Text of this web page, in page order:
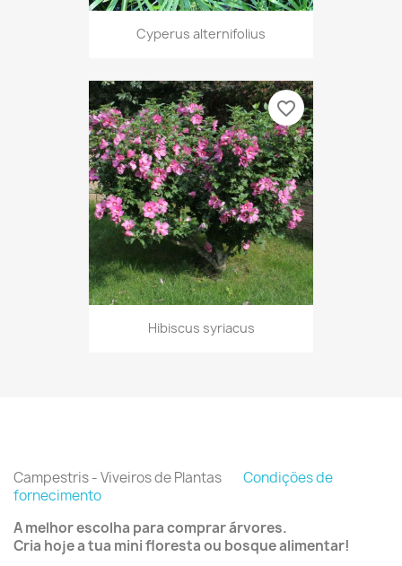
Cyperus alternifolius
Hibiscus syriacus
favorite_border
Campestris - Viveiros de Plantas Condições de
fornecimento
A melhor escolha para comprar árvores.
Cria hoje a tua mini floresta ou bosque alimentar!